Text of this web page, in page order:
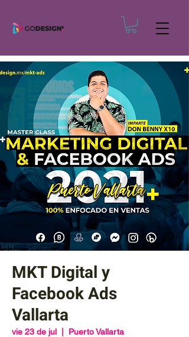
MKT Digital y
Facebook Ads
Vallarta
vie 23 de jul
  |
Puerto Vallarta